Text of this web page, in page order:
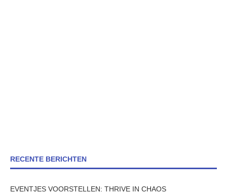
RECENTE BERICHTEN
EVENTJES VOORSTELLEN: THRIVE IN CHAOS